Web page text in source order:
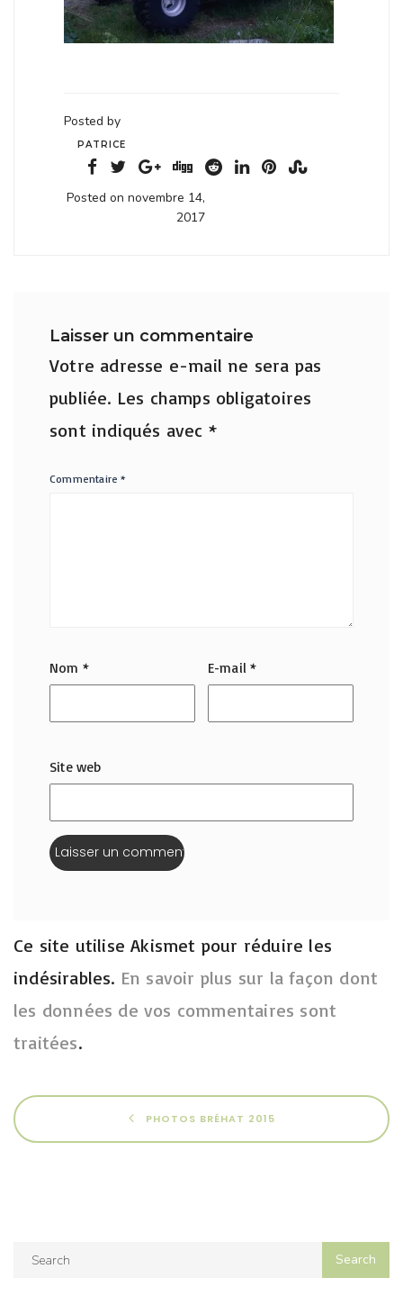
Posted by
PATRICE
Posted on novembre 14,
2017
Laisser un commentaire
Votre adresse e-mail ne sera pas
publiée. Les champs obligatoires
sont indiqués avec *
Commentaire*
Nom * E-mail*
Site web
Ce site utilise Akismet pour réduire les
indésirables. En savoir plus sur la façon dont
les données de vos commentaires sont
traitées.
PHOTOS BRÉHAT 2015